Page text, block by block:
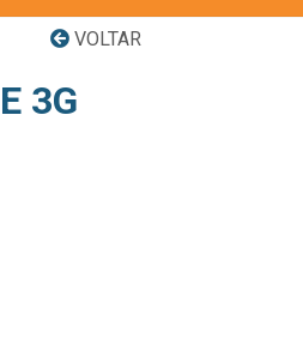
VOLTAR
3G